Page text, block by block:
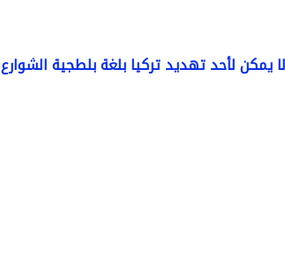
يمكن لأحد تهديد تركيا بلغة بلطجية الشوارع